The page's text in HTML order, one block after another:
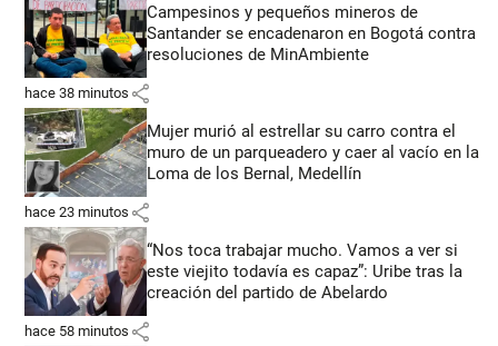
Campesinos y pequeños mineros de
Santander se encadenaron en Bogotá contra
resoluciones de MinAmbiente
hace 38 minutos share
Mujer murió al estrellar su carro contra el
muro de un parqueadero y caer al vacío en la
Loma de los Bernal, Medellín
hace 23 minutos share
“Nos toca trabajar mucho. Vamos a ver si
este viejito todavía es capaz”: Uribe tras la
creación del partido de Abelardo
hace 58 minutos share